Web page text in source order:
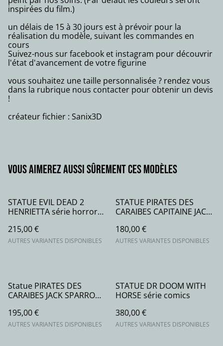
inspirées du film.)
un délais de 15 à 30 jours est à prévoir pour la
réalisation du modèle, suivant les commandes en
cours
Suivez-nous sur facebook et instagram pour découvrir
l'état d'avancement de votre figurine
vous souhaitez une taille personnalisée ? rendez vous
dans la rubrique nous contacter pour obtenir un devis
!
créateur fichier : Sanix3D
Vous aimerez aussi sûrement ces modèles
STATUE EVIL DEAD 2
HENRIETTA série horror
215,00 €
AUTRES VARIANTES DISPONIBLES
STATUE PIRATES DES
CARAIBES CAPITAINE JACK
180,00 €
AUTRES VARIANTES DISPONIBLES
Statue PIRATES DES
CARAIBES JACK SPARROW
195,00 €
AUTRES VARIANTES DISPONIBLES
STATUE DR DOOM WITH
HORSE série comics
380,00 €
AUTRES VARIANTES DISPONIBLES